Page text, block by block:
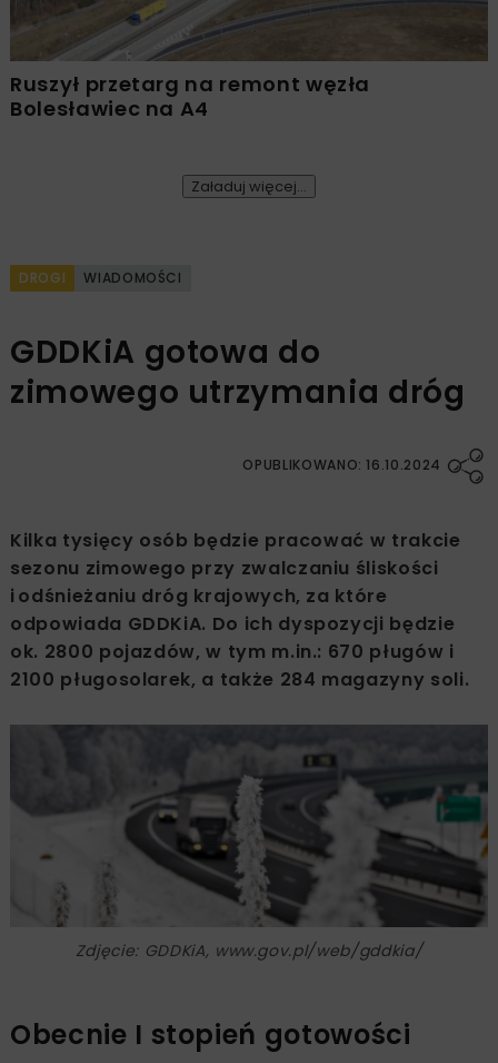
Ruszył przetarg na remont węzła
Bolesławiec na A4
Załaduj więcej...
DROGI WIADOMOŚCI
GDDKiA gotowa do
zimowego utrzymania dróg
OPUBLIKOWANO: 16.10.2024
Kilka tysięcy osób będzie pracować w trakcie
sezonu zimowego przy zwalczaniu śliskości
i odśnieżaniu dróg krajowych, za które
odpowiada GDDKiA. Do ich dyspozycji będzie
ok. 2800 pojazdów, w tym m.in.: 670 pługów i
2100 pługosolarek, a także 284 magazyny soli.
Zdjęcie: GDDKiA, www.gov.pl/web/gddkia/
Obecnie I stopień gotowości